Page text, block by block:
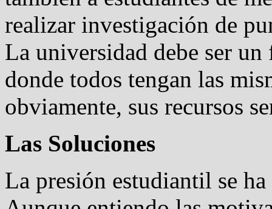
realizar investigación de
La universidad debe ser
donde todos tengan las
obviamente, sus recursos
Las Soluciones
La presión estudiantil se